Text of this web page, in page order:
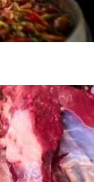
Jatim stabil